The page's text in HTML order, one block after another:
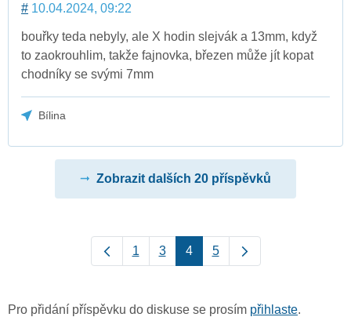
# 10.04.2024, 09:22
bouřky teda nebyly, ale X hodin slejvák a 13mm, když
to zaokrouhlim, takže fajnovka, březen může jít kopat
chodníky se svými 7mm
Bílina
Zobrazit dalších 20 příspěvků
1 3 4 5
Pro přidání příspěvku do diskuse se prosím přihlaste.